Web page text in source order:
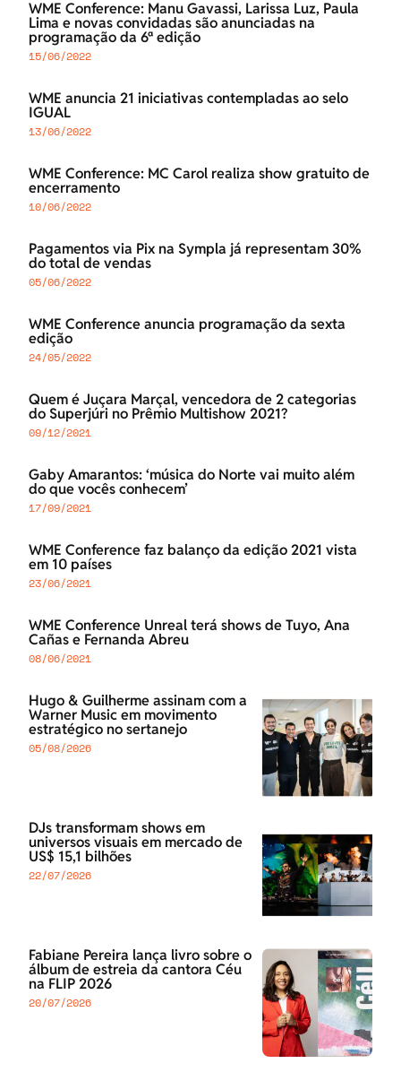
WME Conference: Manu Gavassi, Larissa Luz, Paula
Lima e novas convidadas são anunciadas na
programação da 6ª edição
15/06/2022
WME anuncia 21 iniciativas contempladas ao selo
IGUAL
13/06/2022
WME Conference: MC Carol realiza show gratuito de
encerramento
10/06/2022
Pagamentos via Pix na Sympla já representam 30%
do total de vendas
05/06/2022
WME Conference anuncia programação da sexta
edição
24/05/2022
Quem é Juçara Marçal, vencedora de 2 categorias
do Superjúri no Prêmio Multishow 2021?
09/12/2021
Gaby Amarantos: ‘música do Norte vai muito além
do que vocês conhecem’
17/09/2021
WME Conference faz balanço da edição 2021 vista
em 10 países
23/06/2021
WME Conference Unreal terá shows de Tuyo, Ana
Cañas e Fernanda Abreu
08/06/2021
Hugo & Guilherme assinam com a
Warner Music em movimento
estratégico no sertanejo
05/08/2026
DJs transformam shows em
universos visuais em mercado de
US$ 15,1 bilhões
22/07/2026
Fabiane Pereira lança livro sobre o
álbum de estreia da cantora Céu
na FLIP 2026
20/07/2026